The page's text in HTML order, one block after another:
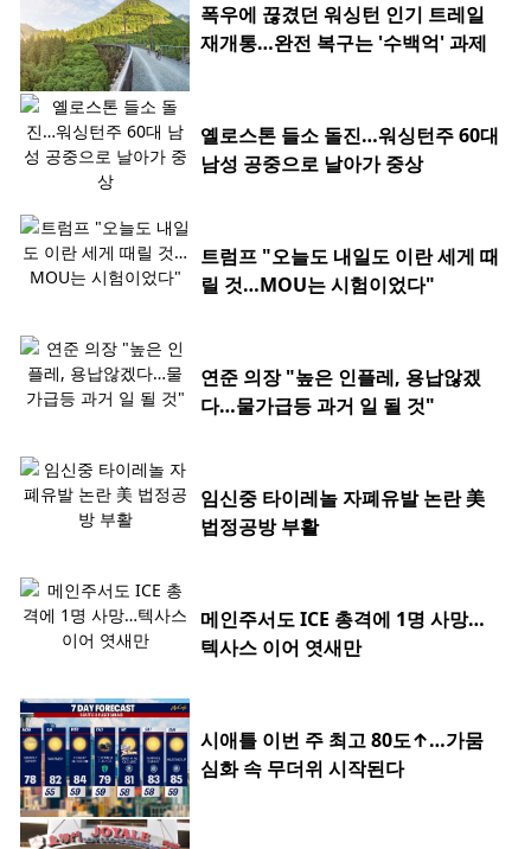
폭우에 끊겼던 워싱턴 인기 트레일
재개통…완전 복구는 '수백억' 과제
옐로스톤 들소 돌진…워싱턴주 60대
남성 공중으로 날아가 중상
트럼프 "오늘도 내일도 이란 세게 때
릴 것…MOU는 시험이었다"
연준 의장 "높은 인플레, 용납않겠
다…물가급등 과거 일 될 것"
임신중 타이레놀 자폐유발 논란 美
법정공방 부활
메인주서도 ICE 총격에 1명 사망…
텍사스 이어 엿새만
시애틀 이번 주 최고 80도↑…가뭄
심화 속 무더위 시작된다